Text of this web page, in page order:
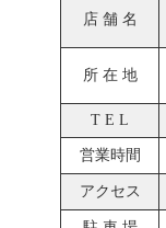
店 舗 名
所 在 地
T E L
営業時間
アクセス